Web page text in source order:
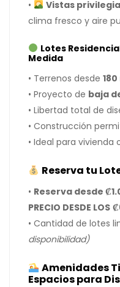
•
Vistas
clima fresco y aire
Lotes
Medida
• Terrenos desde
• Proyecto de baja
• Libertad total de
• Construcción
• Ideal para vivienda
Reserva tu
• Reserva desde
PRECIO DESDE LOS
• Cantidad de lotes
disponibilidad)
Amenidades
Espacios para